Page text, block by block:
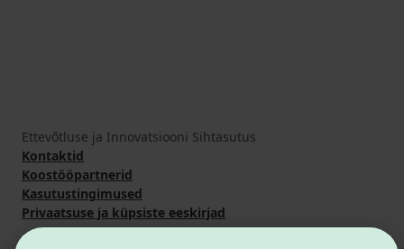
Ettevõtluse ja Innovatsiooni Sihtasutus
Kontaktid
Koostööpartnerid
Kasutustingimused
Privaatsuse ja küpsiste eeskirjad